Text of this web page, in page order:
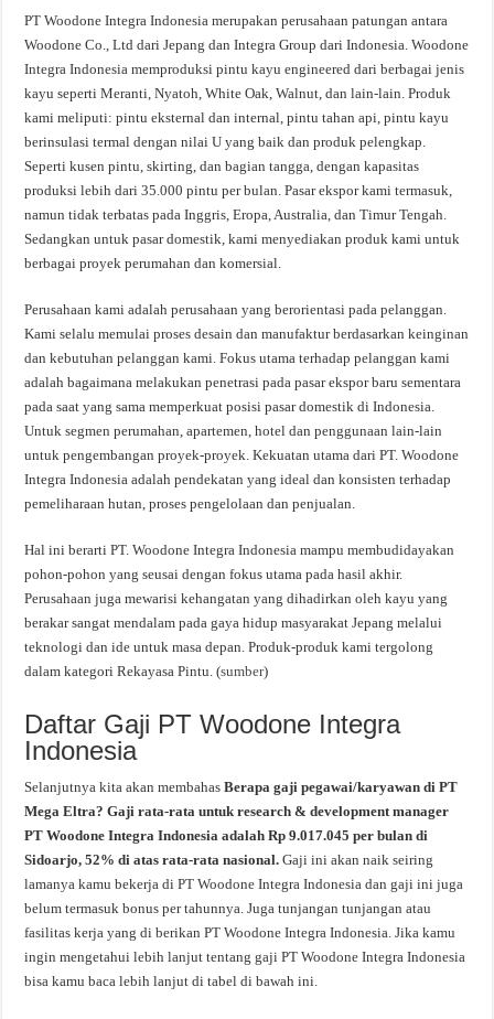
PT Woodone Integra Indonesia merupakan perusahaan patungan antara
Woodone Co., Ltd dari Jepang dan Integra Group dari Indonesia. Woodone
Integra Indonesia memproduksi pintu kayu engineered dari berbagai jenis
kayu seperti Meranti, Nyatoh, White Oak, Walnut, dan lain-lain. Produk
kami meliputi: pintu eksternal dan internal, pintu tahan api, pintu kayu
berinsulasi termal dengan nilai U yang baik dan produk pelengkap.
Seperti kusen pintu, skirting, dan bagian tangga, dengan kapasitas
produksi lebih dari 35.000 pintu per bulan. Pasar ekspor kami termasuk,
namun tidak terbatas pada Inggris, Eropa, Australia, dan Timur Tengah.
Sedangkan untuk pasar domestik, kami menyediakan produk kami untuk
berbagai proyek perumahan dan komersial.
Perusahaan kami adalah perusahaan yang berorientasi pada pelanggan.
Kami selalu memulai proses desain dan manufaktur berdasarkan keinginan
dan kebutuhan pelanggan kami. Fokus utama terhadap pelanggan kami
adalah bagaimana melakukan penetrasi pada pasar ekspor baru sementara
pada saat yang sama memperkuat posisi pasar domestik di Indonesia.
Untuk segmen perumahan, apartemen, hotel dan penggunaan lain-lain
untuk pengembangan proyek-proyek. Kekuatan utama dari PT. Woodone
Integra Indonesia adalah pendekatan yang ideal dan konsisten terhadap
pemeliharaan hutan, proses pengelolaan dan penjualan.
Hal ini berarti PT. Woodone Integra Indonesia mampu membudidayakan
pohon-pohon yang seusai dengan fokus utama pada hasil akhir.
Perusahaan juga mewarisi kehangatan yang dihadirkan oleh kayu yang
berakar sangat mendalam pada gaya hidup masyarakat Jepang melalui
teknologi dan ide untuk masa depan. Produk-produk kami tergolong
dalam kategori Rekayasa Pintu. (sumber)
Daftar Gaji PT Woodone Integra
Indonesia
Selanjutnya kita akan membahasBerapa gaji pegawai/karyawan di PT
Mega Eltra? Gaji rata-rata untuk research & development manager
PT Woodone Integra Indonesia adalah Rp 9.017.045 per bulan di
Sidoarjo, 52% di atas rata-rata nasional. Gaji ini akan naik seiring
lamanya kamu bekerja di PT Woodone Integra Indonesia dan gaji ini juga
belum termasuk bonus per tahunnya. Juga tunjangan tunjangan atau
fasilitas kerja yang di berikan PT Woodone Integra Indonesia. Jika kamu
ingin mengetahui lebih lanjut tentang gaji PT Woodone Integra Indonesia
bisa kamu baca lebih lanjut di tabel di bawah ini.